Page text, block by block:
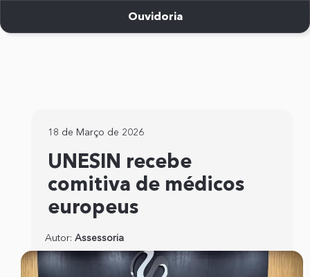
de atalhos e links
para o conteúdo [alt+1]
para o menu [alt+2]
Ouvidoria
18 de Março de 2026
UNESIN recebe
comitiva de médicos
europeus
Autor: Assessoria